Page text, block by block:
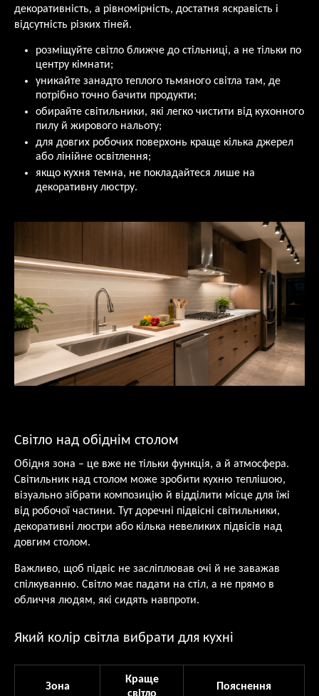
декоративність, а рівномірність, достатня яскравість і
відсутність різких тіней.
розміщуйте світло ближче до стільниці, а не тільки по
центру кімнати;
уникайте занадто теплого тьмяного світла там, де
потрібно точно бачити продукти;
обирайте світильники, які легко чистити від кухонного
пилу й жирового нальоту;
для довгих робочих поверхонь краще кілька джерел
або лінійне освітлення;
якщо кухня темна, не покладайтеся лише на
декоративну люстру.
Світло над обіднім столом
Обідня зона – це вже не тільки функція, а й атмосфера.
Світильник над столом може зробити кухню теплішою,
візуально зібрати композицію й відділити місце для їжі
від робочої частини. Тут доречні підвісні світильники,
декоративні люстри або кілька невеликих підвісів над
довгим столом.
Важливо, щоб підвіс не засліплював очі й не заважав
спілкуванню. Світло має падати на стіл, а не прямо в
обличчя людям, які сидять навпроти.
Який колір світла вибрати для кухні
Зона
Краще
Пояснення